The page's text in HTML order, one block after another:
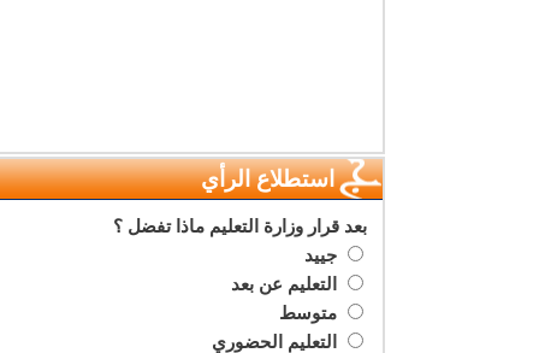
استطلاع الرأي
بعد قرار وزارة التعليم ماذا تفضل ؟
جييد
التعليم عن بعد
متوسط
التعليم الحضوري